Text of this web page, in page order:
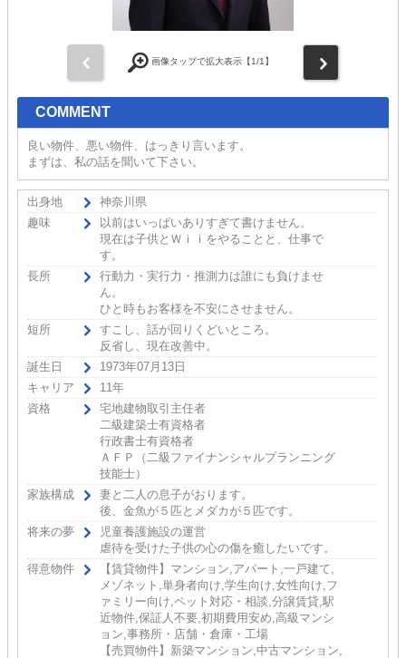
画像タップで拡大表示【1/1】
COMMENT
良い物件、悪い物件、はっきり言います。
まずは、私の話を聞いて下さい。
出身地
神奈川県
趣味
以前はいっぱいありすぎて書けません。
現在は子供とＷｉｉをやることと、仕事で
す。
長所
行動力・実行力・推測力は誰にも負けませ
ん。
ひと時もお客様を不安にさせません。
短所
すこし、話が回りくどいところ。
反省し、現在改善中。
誕生日
1973年07月13日
キャリア
11年
資格
宅地建物取引主任者
二級建築士有資格者
行政書士有資格者
ＡＦＰ（二級ファイナンシャルプランニング
技能士）
家族構成
妻と二人の息子がおります。
後、金魚が５匹とメダカが５匹です。
将来の夢
児童養護施設の運営
虐待を受けた子供の心の傷を癒したいです。
得意物件
【賃貸物件】マンション,アパート,一戸建て,
メゾネット,単身者向け,学生向け,女性向け,フ
ァミリー向け,ペット対応・相談,分譲賃貸,駅
近物件,保証人不要,初期費用安め,高級マンシ
ョン,事務所・店舗・倉庫・工場
【売買物件】新築マンション,中古マンション,